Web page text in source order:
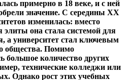
(ср. Противоположные позиции
(1637 г.)).
примерно в 18 веке, и с ней
значение. С середины ХХ
изменилась: вместо
она стала системой для
а университет стал ключевым
общества. Помимо